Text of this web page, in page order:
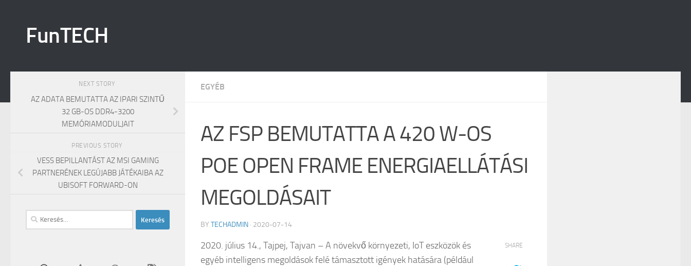
FunTECH
EGYÉB
AZ FSP BEMUTATTA A 420 W-OS
POE OPEN FRAME ENERGIAELLÁTÁSI
MEGOLDÁSAIT
BY TECHADMIN · 2020-07-14
2020. július 14., Tajpej, Tajvan – A növekvő környezeti, IoT eszközök és
egyéb intelligens megoldások felé támasztott igények hatására (például
SHARE
NEXT STORY
AZ ADATA BEMUTATTA AZ IPARI SZINTŰ
32 GB-OS DDR4-3200
MEMÓRIAMODULJAIT
PREVIOUS STORY
VESS BEPILLANTÁST AZ MSI GAMING
PARTNERÉNEK LEGÚJABB JÁTÉKAIBA AZ
UBISOFT FORWARD-ON
Keresés: